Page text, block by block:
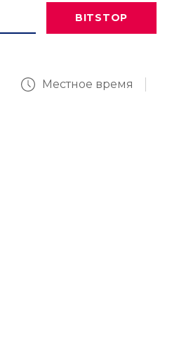
BITSTOP
Местное время